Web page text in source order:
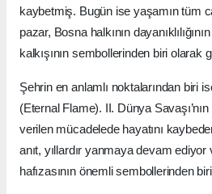
kaybetmiş. Bugün ise yaşamın tüm
pazar, Bosna halkının
kalkışının sembollerinden biri olarak
Şehrin en anlamlı noktalarından biri
(Eternal Flame). II. Dünya
verilen mücadelede hayatını
anıt, yıllardır yanmaya devam ediyor
hafızasının önemli sembollerinden